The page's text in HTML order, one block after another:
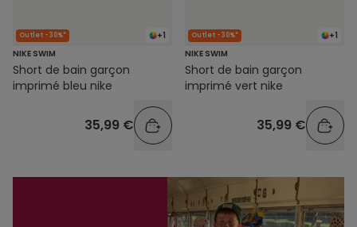
+1
Outlet -30%*
NIKE SWIM
Short de bain garçon
imprimé bleu nike
35,99 €
+1
Outlet -30%*
NIKE SWIM
Short de bain garçon
imprimé vert nike
35,99 €